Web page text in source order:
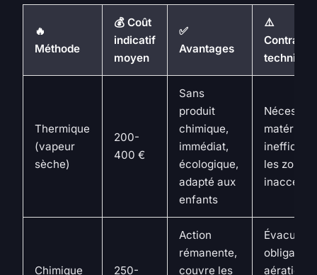
🔥
Méthode
💰 Coût
indicatif
moyen
✅
Avantages
⚠️
Thermique
(vapeur
sèche)
200-
400 €
Sans
produit
chimique,
immédiat,
écologique,
adapté aux
enfants
Nécessite
matériel
les zones
Chimique 250-
Action
rémanente,
couvre les
aération